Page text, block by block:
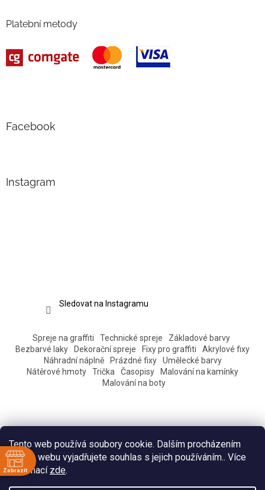
Tento web používá soubory cookie. Dalším procházením
tohoto webu vyjadřujete souhlas s jejich používáním.. Více
informací zde.
Platební metody
Facebook
Instagram
Sledovat na Instagramu
Spreje na graffiti Technické spreje
Základové barvy
Bezbarvé laky
Dekorační spreje Fixy pro graffiti
Akrylové fixy
Náhradní náplně
Prázdné fixy
Umělecké barvy
Nátěrové hmoty
Trička Časopisy
Malování na kamínky
Malování na boty
Zobrazit